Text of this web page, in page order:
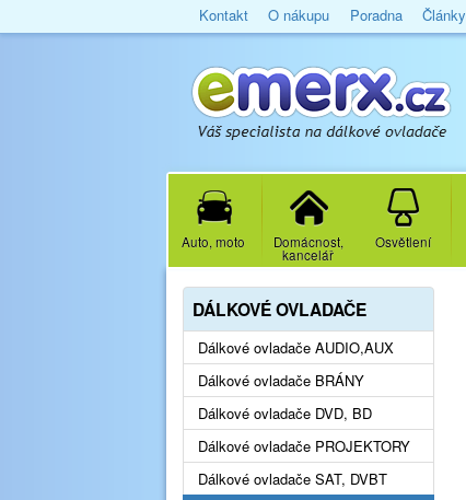
Kontakt O nákupu Poradna Články
Auto, moto Domácnost,
kancelář
Osvětlení
DÁLKOVÉ OVLADAČE
Dálkové ovladače AUDIO,AUX
Dálkové ovladače BRÁNY
Dálkové ovladače DVD, BD
Dálkové ovladače PROJEKTORY
Dálkové ovladače SAT, DVBT